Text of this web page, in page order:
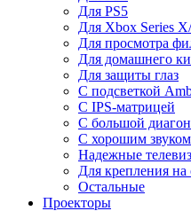
Для PS5
Для Xbox Series
Для просмотра
Для домашнего
Для защиты глаз
С подсветкой
C IPS-матрицей
С большой
С хорошим звуком
Надежные
Для крепления на
Остальные
Проекторы